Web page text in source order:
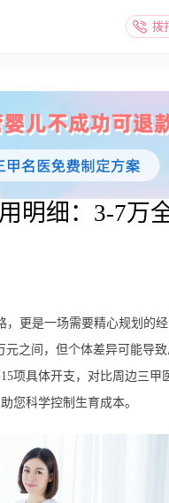
拨
明细：3-7万
更是一场需要精心规划的经
元之间，但个体差异可能导
项具体开支，对比周边三甲
您科学控制生育成本。